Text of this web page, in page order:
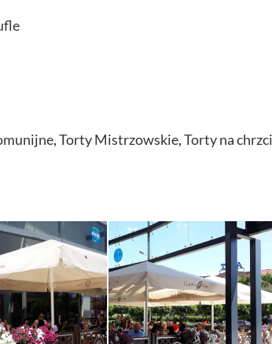
,Torty Mistrzowskie,Torty na